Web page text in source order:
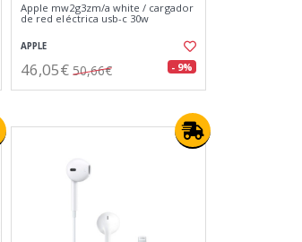
Apple mw2g3zm/a white / cargador
de red eléctrica usb-c 30w
APPLE
46,05€ 50,66€ - 9%